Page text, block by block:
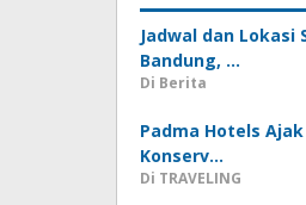
Jadwal dan Lokasi
Bandung, …
Di Berita
Padma Hotels
Konserv…
Di TRAVELING